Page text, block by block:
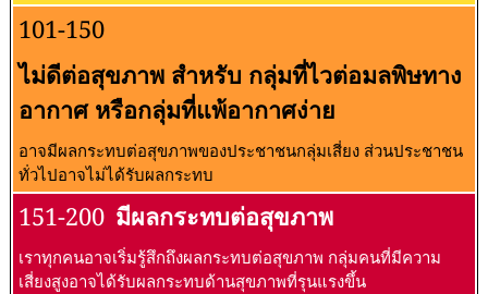
101-150
ไม่ดีต่อสุขภาพ สำหรับ กลุ่มที่ไวต่อมลพิษทาง
อากาศ หรือกลุ่มที่แพ้อากาศง่าย
อาจมีผลกระทบต่อสุขภาพของประชาชนกลุ่มเสี่ยง ส่วนประชาชน
ทั่วไปอาจไม่ได้รับผลกระทบ
151-200 มีผลกระทบต่อสุขภาพ
เราทุกคนอาจเริ่มรู้สึกถึงผลกระทบต่อสุขภาพ กลุ่มคนที่มีความ
เสี่ยงสูงอาจได้รับผลกระทบด้านสุขภาพที่รุนแรงขึ้น